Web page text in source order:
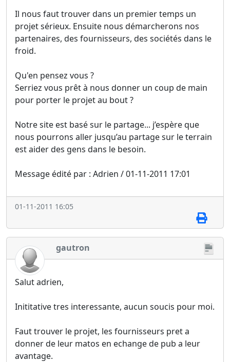
Il nous faut trouver dans un premier temps un
projet sérieux. Ensuite nous démarcherons nos
partenaires, des fournisseurs, des sociétés dans le
froid.
Qu'en pensez vous ?
Serriez vous prêt à nous donner un coup de main
pour porter le projet au bout ?
Notre site est basé sur le partage... j’espère que
nous pourrons aller jusqu’au partage sur le terrain
est aider des gens dans le besoin.
Message édité par : Adrien / 01-11-2011 17:01
01-11-2011 16:05
gautron
Salut adrien,
Inititative tres interessante, aucun soucis pour moi.
Faut trouver le projet, les fournisseurs pret a
donner de leur matos en echange de pub a leur
avantage.